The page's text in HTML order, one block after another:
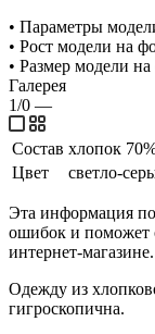
• Параметры
• Рост модели на
• Размер модели
Галерея
1/0 —
Состав хлопок
Цвет
светло-
Эта информация
ошибок и поможет
интернет-магазине.
Одежду из
гигроскопична.